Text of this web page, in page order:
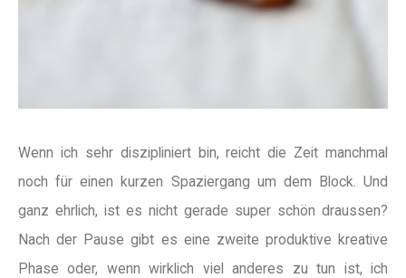
Wenn ich sehr diszipliniert bin, reicht die Zeit manchmal
noch für einen kurzen Spaziergang um dem Block. Und
ganz ehrlich, ist es nicht gerade super schön draussen?
Nach der Pause gibt es eine zweite produktive kreative
Phase oder, wenn wirklich viel anderes zu tun ist, ich